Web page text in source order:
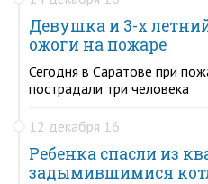
Девушка и 3-х
ожоги на пожаре
Сегодня в Саратове при
пострадали три человека
12 декабря 16
Ребенка спасли из
задымившимися